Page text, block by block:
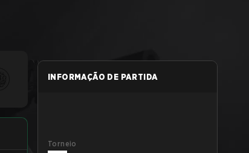
INFORMAÇÃO DE PARTIDA
Torneio